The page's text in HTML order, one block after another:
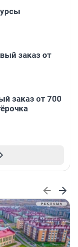
заказ от
заказ от 700